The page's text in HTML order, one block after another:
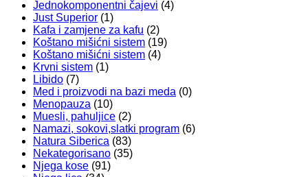
Jednokomponentni čajevi (4)
Just Superior (1)
Kafa i zamjene za kafu (2)
Koštano mišićni sistem (19)
Koštano mišićni sistem (4)
Krvni sistem (1)
Libido (7)
Med i proizvodi na bazi meda (0)
Menopauza (10)
Muesli, pahuljice (2)
Namazi, sokovi,slatki program (6)
Natura Siberica (83)
Nekategorisano (35)
Njega kose (91)